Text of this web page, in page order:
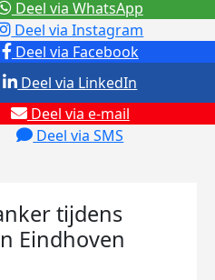
Deel via Facebook
Deel via Instagram
Deel via e-mail
Deel via SMS
Deel via LinkedIn
Deel via WhatsApp
tijdens
Eindhoven